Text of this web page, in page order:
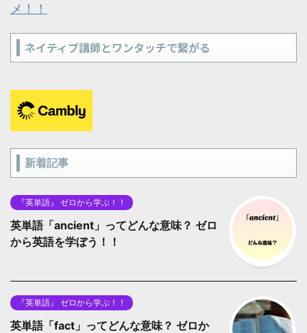
メ！！
ネイティブ講師とワンタッチで繋がる
新着記事
『英単語』 ゼロから学ぶ！！
英単語「ancient」ってどんな意味？ ゼロ
から英語を学ぼう！！
『英単語』 ゼロから学ぶ！！
英単語「fact」ってどんな意味？ ゼロか